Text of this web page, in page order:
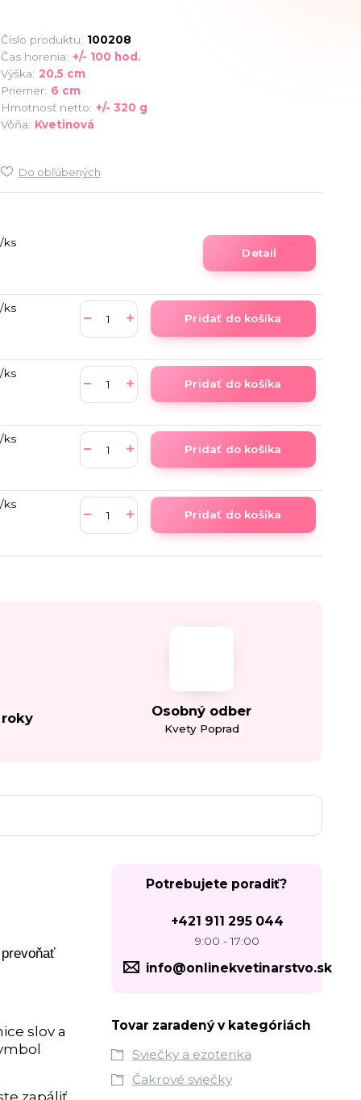
Číslo produktu: 100208
Čas horenia: +/- 100 hod.
Výška: 20,5 cm
Priemer: 6 cm
Hmotnosť netto: +/- 320 g
Vôňa: Kvetinová
Do obľúbených
/ks
Detail
/ks
Pridať do košíka
/ks
Pridať do košíka
/ks
Pridať do košíka
/ks
Pridať do košíka
Osobný odber
Kvety Poprad
slov a
Potrebujete poradiť?
+421 911 295 044
9:00 - 17:00
info@onlinekvetinarstvo.sk
Tovar zaradený v kategóriách
Sviečky a ezoterika
Čakrové sviečky